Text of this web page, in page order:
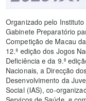
Organizado pelo
Gabinete Preparatório
Competição de Macau
12.ª edição dos Jogos
Deficiência e da 9.ª
Nacionais, a Direcção
Desenvolvimento da
Social (IAS), co-